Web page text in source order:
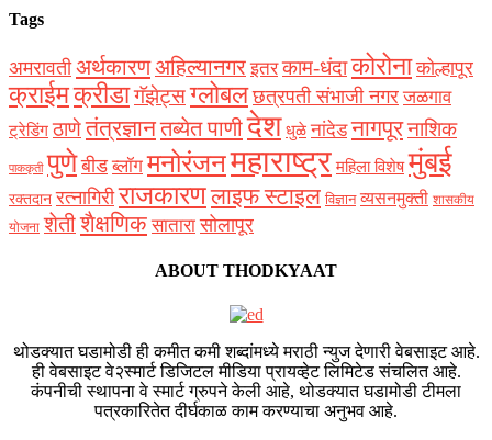
Tags
अमरावती अर्थकारणअहिल्यानगर इतर काम-धंदाकोरोना कोल्हापूर
क्राईमक्रीडागॅझेट्सग्लोबल छत्रपती संभाजी नगर जळगाव
ट्रेडिंग ठाणेतंत्रज्ञानतब्येत पाणीदेश धुळे नांदेड नागपूरनाशिक
पाककृती पुणे बीड ब्लॉग मनोरंजनमहाराष्ट्र महिला विशेष मुंबई
रक्‍तदान रत्नागिरी राजकारणलाइफ स्टाइल विज्ञान व्यसनमुक्ती शासकीय
योजना शेतीशैक्षणिक सातारा सोलापूर
ABOUT THODKYAAT
थोडक्यात घडामोडी ही कमीत कमी शब्दांमध्ये मराठी न्युज देणारी वेबसाइट आहे.
ही वेबसाइट वे२स्मार्ट डिजिटल मीडिया प्रायव्हेट लिमिटेड संचलित आहे.
कंपनीची स्थापना वे स्मार्ट ग्रुपने केली आहे, थोडक्यात घडामोडी टीमला
पत्रकारितेत दीर्घकाळ काम करण्याचा अनुभव आहे.